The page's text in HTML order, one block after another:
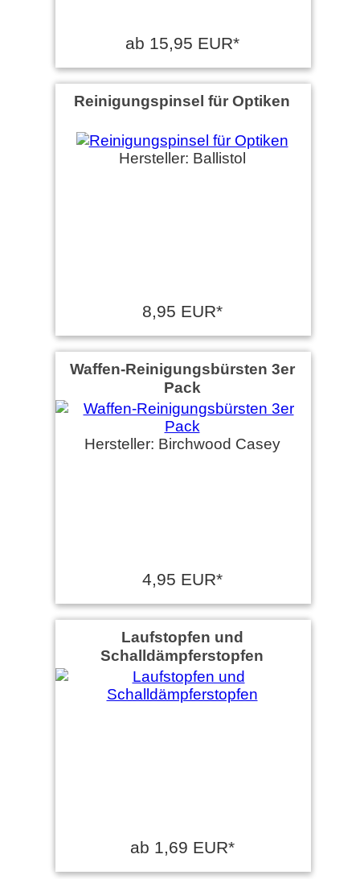
ab 15,95 EUR*
Reinigungspinsel für Optiken
Hersteller: Ballistol
8,95 EUR*
Waffen-Reinigungsbürsten 3er
Pack
Hersteller: Birchwood Casey
4,95 EUR*
Laufstopfen und
Schalldämpferstopfen
ab 1,69 EUR*